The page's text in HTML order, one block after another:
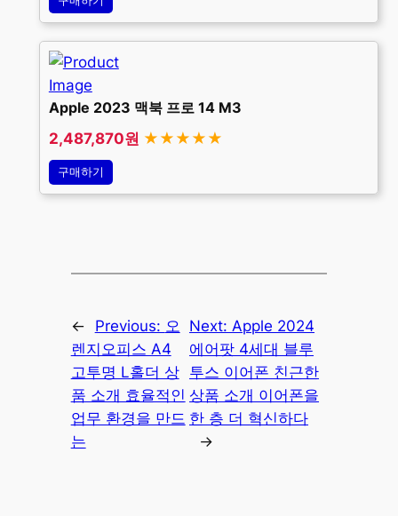
Apple 2023 맥북 프로 14 M3
2,487,870원 ★★★★★
구매하기
← Previous: 오
렌지오피스 A4
고투명 L홀더 상
품 소개 효율적인
업무 환경을 만드
는
Next:Apple 2024
에어팟 4세대 블루
투스 이어폰 친근한
상품 소개 이어폰을
한 층 더 혁신하다
→